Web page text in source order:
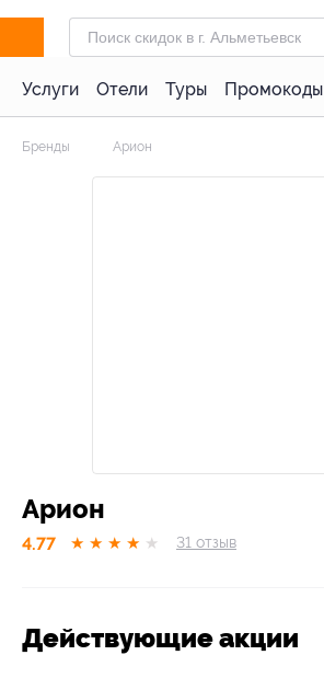
Услуги Отели Туры Промокоды
Бренды Арион
Арион
4.77 ★ ★ ★ ★ ★ 31 отзыв
Действующие акции